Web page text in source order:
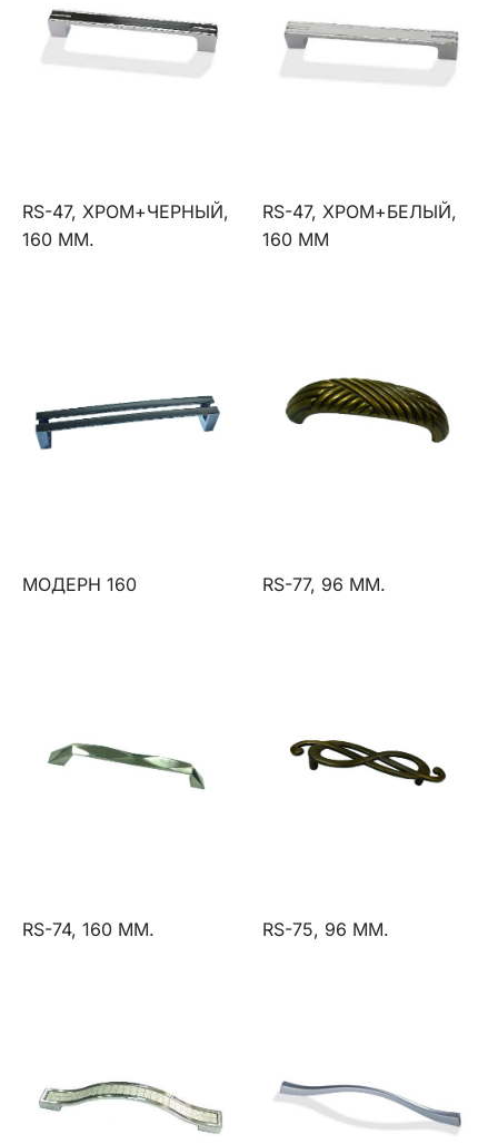
RS-47, ХРОМ+ЧЕРНЫЙ,
160 ММ.
RS-47, ХРОМ+БЕЛЫЙ,
160 ММ
МОДЕРН 160 RS-77, 96 ММ.
RS-74, 160 ММ. RS-75, 96 ММ.